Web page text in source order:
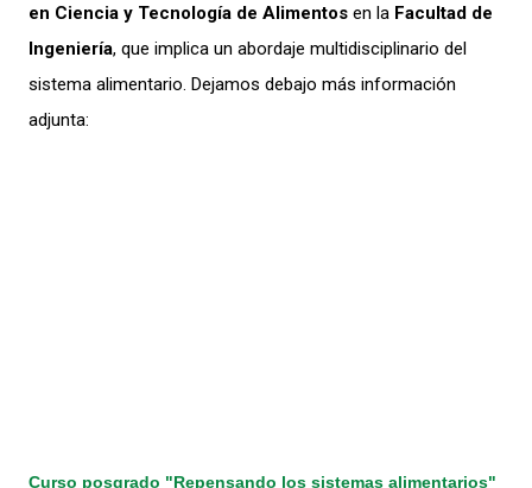
en Ciencia y Tecnología de Alimentos en la Facultad de
Ingeniería, que implica un abordaje multidisciplinario del
sistema alimentario. Dejamos debajo más información
adjunta:
Curso posgrado "Repensando los sistemas alimentarios"